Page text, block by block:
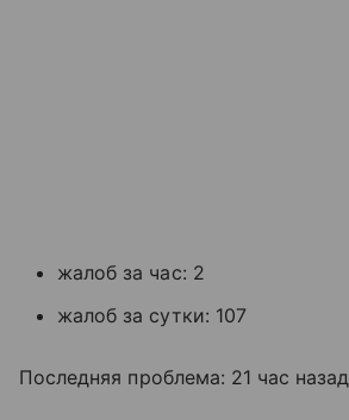
жалоб за час: 2
жалоб за сутки: 107
Последняя проблема: 21 час назад